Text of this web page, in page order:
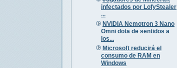
infectados por LofyStealer
...
NVIDIA Nemotron 3 Nano
Omni dota de sentidos a
los...
Microsoft reducirá el
consumo de RAM en
Windows